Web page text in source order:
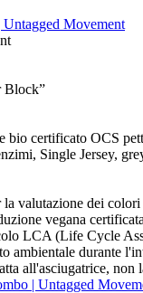
Movement
Block”
bio certificato OCS
Single Jersey,
valutazione dei colori
vegana
LCA (Life Cycle
ambientale durante
all'asciugatrice, non
| Untagged